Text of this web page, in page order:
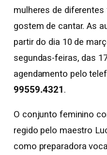
mulheres de
gostem de cantar. As
partir do dia 10 de
segundas-feiras, das
agendamento pelo
99559.4321.
O conjunto feminino
regido pelo maestro
como preparadora